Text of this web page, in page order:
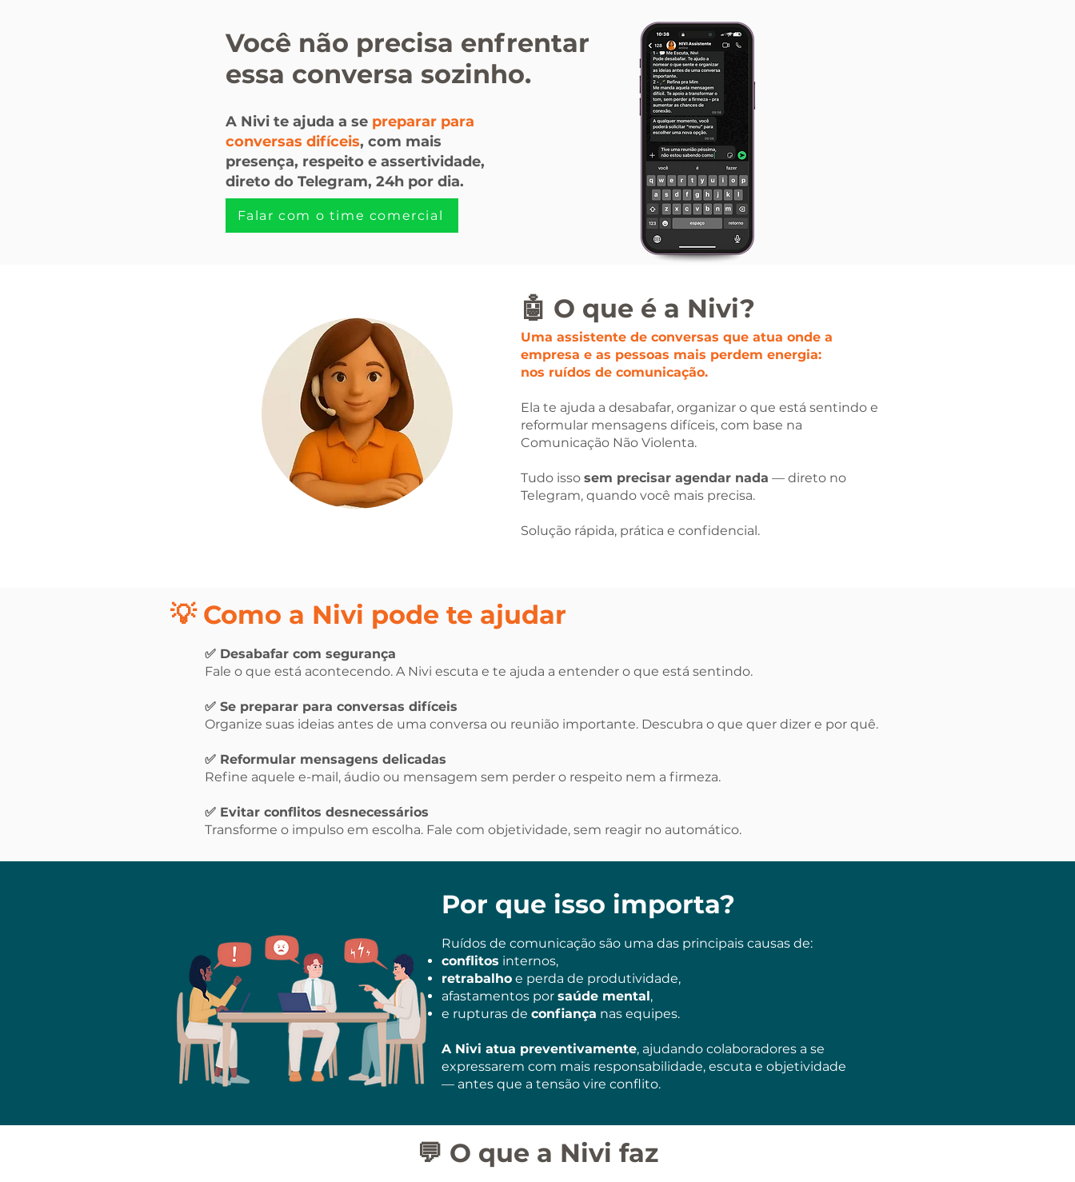
Você não precisa enfrentar
essa conversa sozinho.
A Nivi te ajuda a se preparar para
conversas difíceis, com mais
presença, respeito e assertividade,
direto do Telegram, 24h por dia.
Falar com o time comercial
🤖 O que é a Nivi?
Uma assistente de conversas que atua onde a
empresa e as pessoas mais perdem energia:
nos ruídos de comunicação.
Ela te ajuda a desabafar, organizar o que está sentindo e
reformular mensagens difíceis, com base na
Comunicação Não Violenta.
Tudo isso sem precisar agendar nada — direto no
Telegram, quando você mais precisa.
Solução rápida, prática e confidencial.
💡 Como a Nivi pode te ajudar
✅ Desabafar com segurança
Fale o que está acontecendo. A Nivi escuta e te ajuda a entender o que está sentindo.
✅ Se preparar para conversas difíceis
Organize suas ideias antes de uma conversa ou reunião importante. Descubra o que quer dizer e por quê.
✅ Reformular mensagens delicadas
Refine aquele e-mail, áudio ou mensagem sem perder o respeito nem a firmeza.
✅ Evitar conflitos desnecessários
Transforme o impulso em escolha. Fale com objetividade, sem reagir no automático.
Por que isso importa?
Ruídos de comunicação são uma das principais causas de:
conflitos internos,
retrabalho e perda de produtividade,
afastamentos por saúde mental,
e rupturas de confiança nas equipes.
A Nivi atua preventivamente, ajudando colaboradores a se
expressarem com mais responsabilidade, escuta e objetividade
— antes que a tensão vire conflito.
💬 O que a Nivi faz